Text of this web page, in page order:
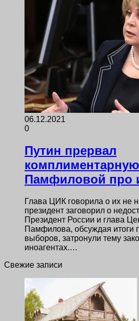
06.12.2021
0
Путин прервал
Памфиловой про
Глава ЦИК говорила о их не
президент заговорил о
Президент России и глава
Памфилова, обсуждая
выборов, затронули тему
иноагентах.…
Свежие записи